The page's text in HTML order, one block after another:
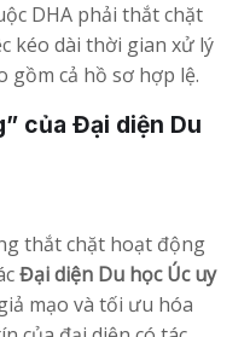
DHA phải thắt chặt
kéo dài thời gian xử lý
gồm cả hồ sơ hợp lệ.
của Đại diện Du
thắt chặt hoạt động
Đại diện Du học Úc uy
mạo và tối ưu hóa